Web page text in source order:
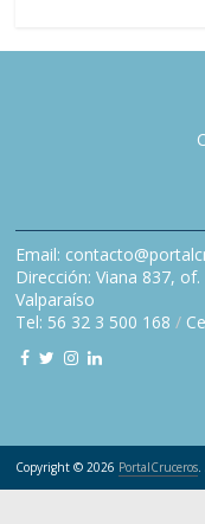
Email:
Dirección: Viana 837,
Valparaíso
Tel: 56 32 3 500 168 /
Copyright © 2026 PortalCruceros.